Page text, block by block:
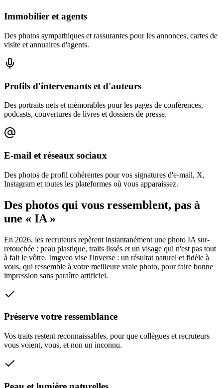
Immobilier et agents
Des photos sympathiques et rassurantes pour les annonces, cartes de
visite et annuaires d'agents.
Profils d'intervenants et d'auteurs
Des portraits nets et mémorables pour les pages de conférences,
podcasts, couvertures de livres et dossiers de presse.
E-mail et réseaux sociaux
Des photos de profil cohérentes pour vos signatures d'e-mail, X,
Instagram et toutes les plateformes où vous apparaissez.
Des photos qui vous ressemblent, pas à
une « IA »
En 2026, les recruteurs repèrent instantanément une photo IA sur-
retouchée : peau plastique, traits lissés et un visage qui n'est pas tout
à fait le vôtre. Imgveo vise l'inverse : un résultat naturel et fidèle à
vous, qui ressemble à votre meilleure vraie photo, pour faire bonne
impression sans paraître artificiel.
Préserve votre ressemblance
Vos traits restent reconnaissables, pour que collègues et recruteurs
vous voient, vous, et non un inconnu.